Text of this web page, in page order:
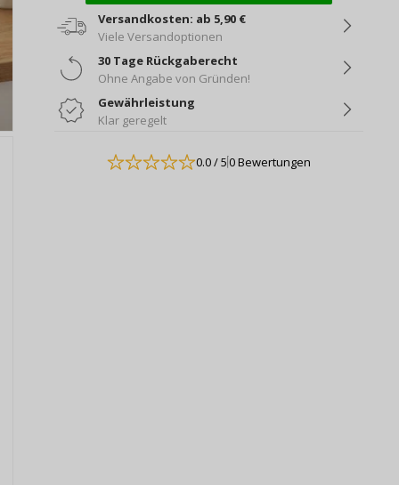
Versandkosten: ab 5,90 €
Viele Versandoptionen
30 Tage Rückgaberecht
Ohne Angabe von Gründen!
Gewährleistung
Klar geregelt
0.0/ 50 Bewertungen